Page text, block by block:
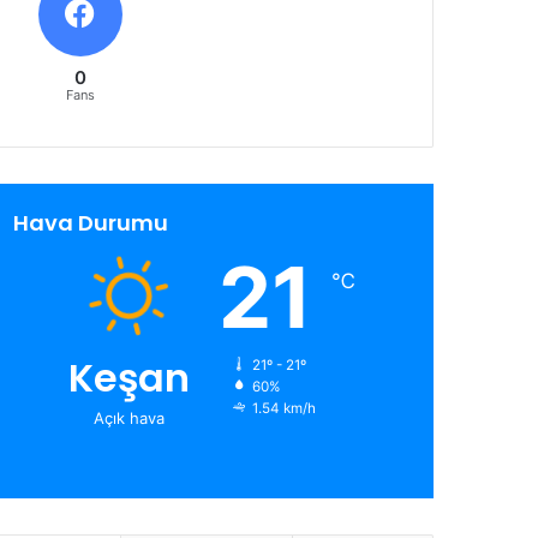
0
Fans
Hava Durumu
Keşan
Açık hava
21 ℃
21º - 21º
60%
1.54 km/h